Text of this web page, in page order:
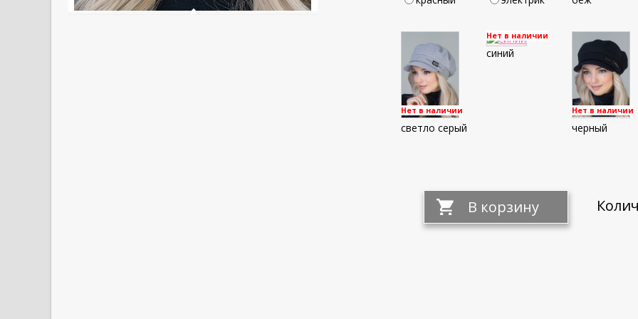
Нет в наличии
светло серый
Нет в наличии
синий
Нет в наличии
черный